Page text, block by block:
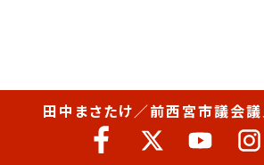
田中まさたけ／前西宮市議会議